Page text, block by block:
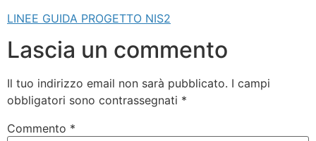
LINEE GUIDA PROGETTO NIS2
Lascia un commento
Il tuo indirizzo email non sarà pubblicato. I campi
obbligatori sono contrassegnati *
Commento *